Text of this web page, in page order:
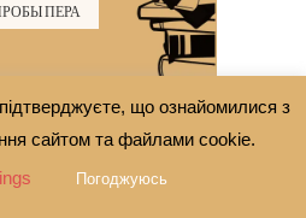
ПЕРА
що ознайомилися з
сайтом та файлами cookie.
Погоджуюсь